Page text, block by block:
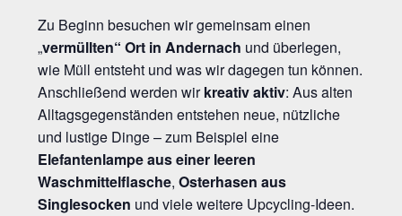
Zu Beginn besuchen wir gemeinsam einen
„vermüllten“ Ort in Andernach und überlegen,
wie Müll entsteht und was wir dagegen tun können.
Anschließend werden wirkreativ aktiv: Aus alten
Alltagsgegenständen entstehen neue, nützliche
und lustige Dinge – zum Beispiel eine
Elefantenlampe aus einer leeren
Waschmittelflasche,Osterhasen aus
Singlesocken und viele weitere Upcycling-Ideen.